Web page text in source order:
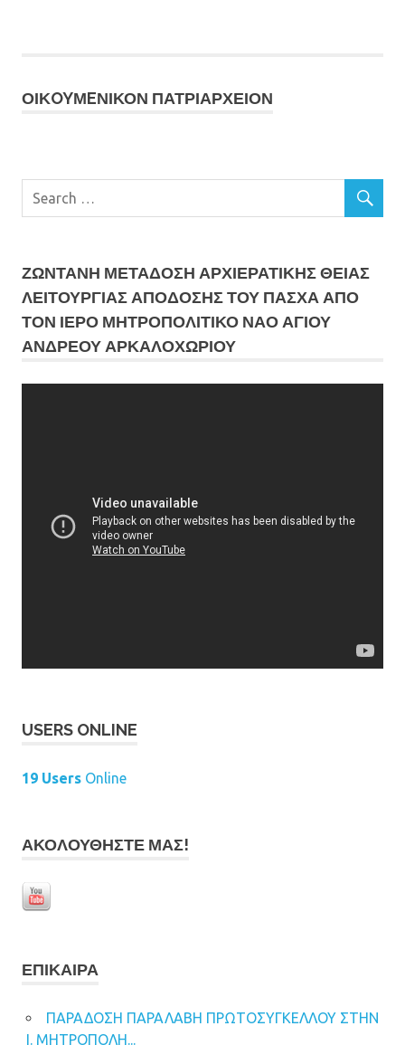
ΟΙΚOYΜEΝΙΚΟΝ ΠΑΤΡΙΑΡΧΕΙΟΝ
ΖΩΝΤΑΝΗ ΜΕΤΆΔΟΣΗ ΑΡΧΙΕΡΑΤΙΚΗΣ ΘΕΙΑΣ
ΛΕΙΤΟΥΡΓΙΑΣ ΑΠΟΔΟΣΗΣ ΤΟΥ ΠΑΣΧΑ ΑΠΟ
ΤΟΝ ΙΕΡΟ ΜΗΤΡΟΠΟΛΙΤΙΚΟ ΝΑΟ ΑΓΙΟΥ
ΑΝΔΡΕΟΥ ΑΡΚΑΛΟΧΩΡΙΟΥ
USERS ONLINE
19 Users Online
ΑΚΟΛΟΥΘΉΣΤΕ ΜΑΣ!
ΕΠΊΚΑΙΡΑ
ΠΑΡΑΔΟΣΗ ΠΑΡΑΛΑΒΗ ΠΡΩΤΟΣΥΓΚΕΛΛΟΥ ΣΤΗΝ
Ι. ΜΗΤΡΟΠΟΛΗ...